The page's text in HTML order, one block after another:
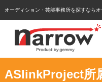
オーディション・芸能事務所を探すなら
ASlinkProject所